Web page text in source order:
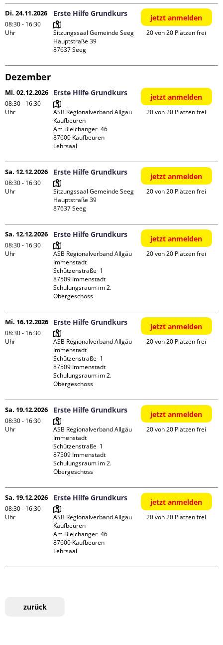
Di. 24.11.2026
08:30 - 16:30
Uhr
Erste Hilfe Grundkurs
Sitzungssaal Gemeinde Seeg
Hauptstraße 39
jetzt anmelden
20 von 20 Plätzen frei
Dezember
Mi. 02.12.2026
08:30 - 16:30
Uhr
Erste Hilfe Grundkurs
ASB Regionalverband Allgäu
Kaufbeuren
Am Bleichanger  46
87600 Kaufbeuren
Lehrsaal
jetzt anmelden
20 von 20 Plätzen frei
Sa. 12.12.2026
08:30 - 16:30
Uhr
Erste Hilfe Grundkurs
Sitzungssaal Gemeinde Seeg
Hauptstraße 39
jetzt anmelden
20 von 20 Plätzen frei
Sa. 12.12.2026
08:30 - 16:30
Uhr
Erste Hilfe Grundkurs
ASB Regionalverband Allgäu
Immenstadt
Schützenstraße  1
87509 Immenstadt
Schulungsraum im 2.
Obergeschoss
jetzt anmelden
20 von 20 Plätzen frei
Mi. 16.12.2026
08:30 - 16:30
Uhr
Erste Hilfe Grundkurs
ASB Regionalverband Allgäu
Immenstadt
Schützenstraße  1
87509 Immenstadt
Schulungsraum im 2.
Obergeschoss
jetzt anmelden
20 von 20 Plätzen frei
Sa. 19.12.2026
08:30 - 16:30
Uhr
Erste Hilfe Grundkurs
ASB Regionalverband Allgäu
Immenstadt
Schützenstraße  1
87509 Immenstadt
Schulungsraum im 2.
Obergeschoss
jetzt anmelden
20 von 20 Plätzen frei
Sa. 19.12.2026
08:30 - 16:30
Uhr
Erste Hilfe Grundkurs
ASB Regionalverband Allgäu
Kaufbeuren
Am Bleichanger  46
87600 Kaufbeuren
Lehrsaal
jetzt anmelden
20 von 20 Plätzen frei
zurück